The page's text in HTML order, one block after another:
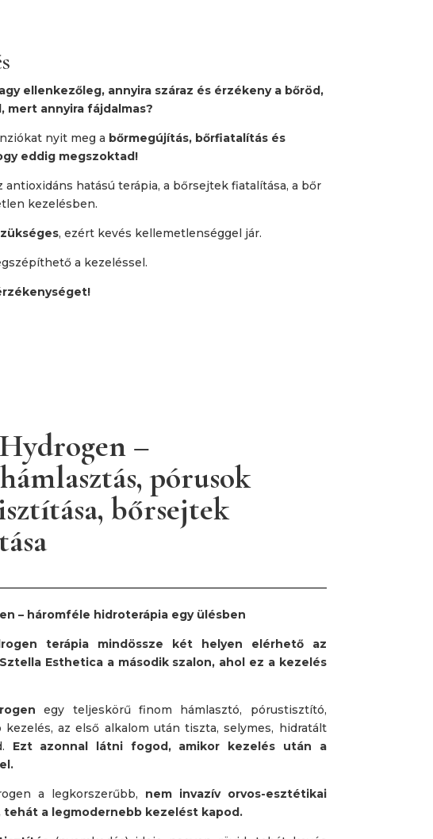
ellenkezőleg, annyira száraz és érzékeny a bőröd,
mert annyira fájdalmas?
nyit meg a bőrmegújítás, bőrfiatalítás és
eddig megszoktad!
hatású terápia, a bőrsejtek fiatalítása, a bőr
kezelésben.
, ezért kevés kellemetlenséggel jár.
a kezeléssel.
–
pórusok
bőrsejtek
– háromféle hidroterápia egy ülésben
terápia mindössze két helyen elérhető az
Esthetica a második szalon, ahol ez a kezelés
egy teljeskörű finom hámlasztó, pórustisztító,
kezelés, az első alkalom után tiszta, selymes, hidratált
Ezt azonnal látni fogod, amikor kezelés után a
a legkorszerűbb, nem invazív orvos-esztétikai
a legmodernebb kezelést kapod.